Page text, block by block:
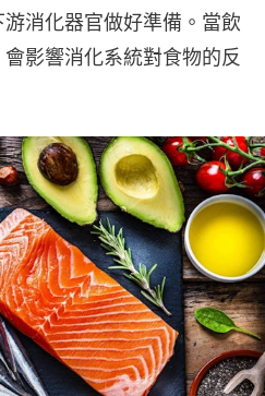
消化器官做好準備。當飲
影響消化系統對食物的反